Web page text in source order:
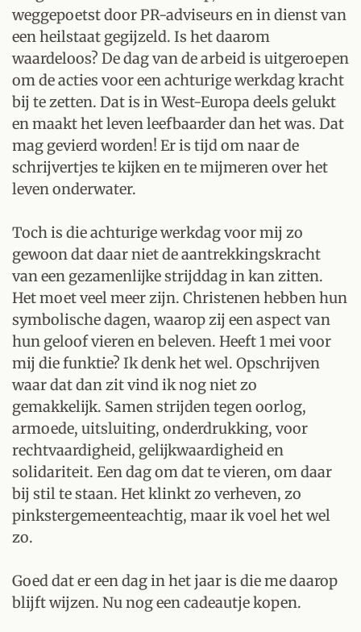
weggepoetst door PR-adviseurs en in dienst van
een heilstaat gegijzeld. Is het daarom
waardeloos? De dag van de arbeid is uitgeroepen
om de acties voor een achturige werkdag kracht
bij te zetten. Dat is in West-Europa deels gelukt
en maakt het leven leefbaarder dan het was. Dat
mag gevierd worden! Er is tijd om naar de
schrijvertjes te kijken en te mijmeren over het
leven onderwater.
Toch is die achturige werkdag voor mij zo
gewoon dat daar niet de aantrekkingskracht
van een gezamenlijke strijddag in kan zitten.
Het moet veel meer zijn. Christenen hebben hun
symbolische dagen, waarop zij een aspect van
hun geloof vieren en beleven. Heeft 1 mei voor
mij die funktie? Ik denk het wel. Opschrijven
waar dat dan zit vind ik nog niet zo
gemakkelijk. Samen strijden tegen oorlog,
armoede, uitsluiting, onderdrukking, voor
rechtvaardigheid, gelijkwaardigheid en
solidariteit. Een dag om dat te vieren, om daar
bij stil te staan. Het klinkt zo verheven, zo
pinkstergemeenteachtig, maar ik voel het wel
zo.
Goed dat er een dag in het jaar is die me daarop
blijft wijzen. Nu nog een cadeautje kopen.